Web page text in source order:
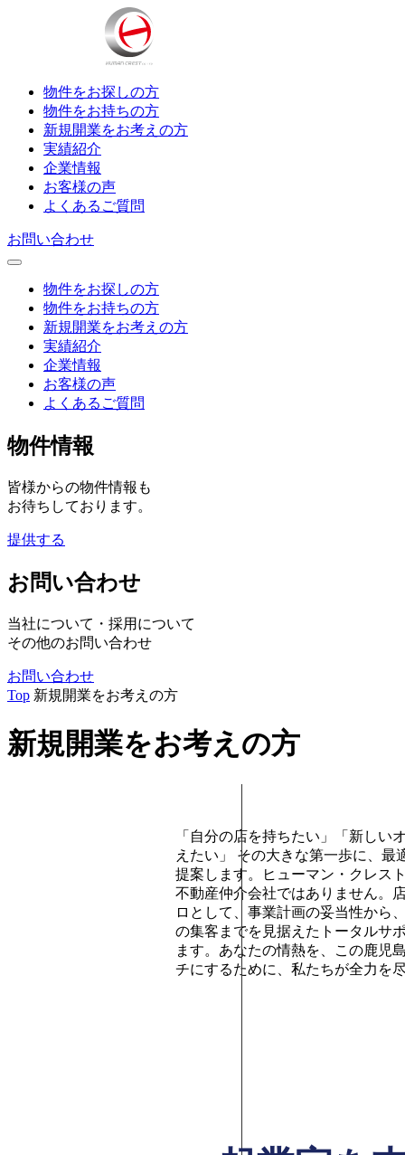
物件をお探しの方
物件をお持ちの方
新規開業をお考えの方
実績紹介
企業情報
お客様の声
よくあるご質問
お問い合わせ
物件をお探しの方
物件をお持ちの方
新規開業をお考えの方
実績紹介
企業情報
お客様の声
よくあるご質問
物件情報
皆様からの物件情報も
お待ちしております。
提供する
お問い合わせ
当社について・採用について
その他のお問い合わせ
お問い合わせ
Top 新規開業をお考えの方
新規開業をお考えの方
「自分の店を持ちたい」「新しい
えたい」 その大きな第一歩に、最
提案します。ヒューマン・クレス
不動産仲介会社ではありません。
ロとして、事業計画の妥当性から
の集客までを見据えたトータルサ
ます。あなたの情熱を、この鹿児
チにするために、私たちが全力を